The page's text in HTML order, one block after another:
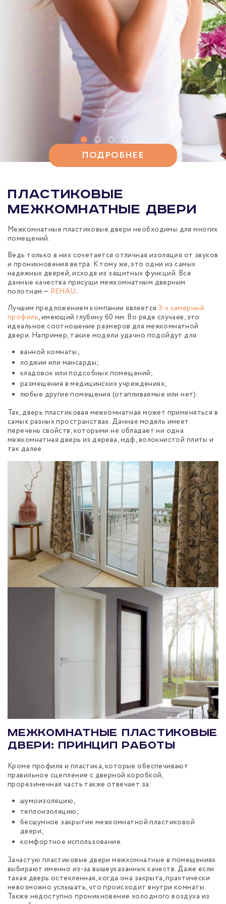
ПОДРОБНЕЕ
Пластиковые
межкомнатные двери
Межкомнатные пластиковые двери необходимы для многих
помещений.
Ведь только в них сочетается отличная изоляция от звуков
и проникновения ветра. К тому же, это одни из самых
надежных дверей, исходя из защитных функций. Все
данные качества присущи межкомнатным дверным
полотнам — REHAU.
Лучшим предложением компании является 3-х камерный
профиль, имеющий глубину 60 мм. Во ряде случаев, это
идеальное соотношение размеров для межкомнатной
двери. Например, такие модели удачно подойдут для:
ванной комнаты;
лоджии или мансарды;
кладовок или подсобных помещений;
размещения в медицинских учреждениях;
любые другие помещения (отапливаемые или нет).
Так, дверь пластиковая межкомнатная может применяться в
самых разных пространствах. Данная модель имеет
перечень свойств, которыми не обладает ни одна
межкомнатная дверь из дерева, мдф, волокнистой плиты и
так далее.
Межкомнатные пластиковые
двери: принцип работы
Кроме профиля и пластика, которые обеспечивают
правильное сцепление с дверной коробкой,
прорезиненная часть также отвечает за:
шумоизоляцию;
теплоизоляцию;
бесшумное закрытие межкомнатной пластиковой
двери;
комфортное использование.
Зачастую пластиковые двери межкомнатные в помещениях
выбирают именно из-за вышеуказанных качеств. Даже если
такая дверь остекленная, когда она закрыта, практически
невозможно услышать, что происходит внутри комнаты.
Также недоступно проникновение холодного воздуха из